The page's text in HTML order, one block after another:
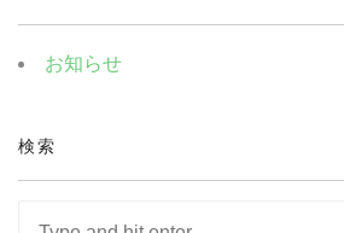
お知らせ
検索